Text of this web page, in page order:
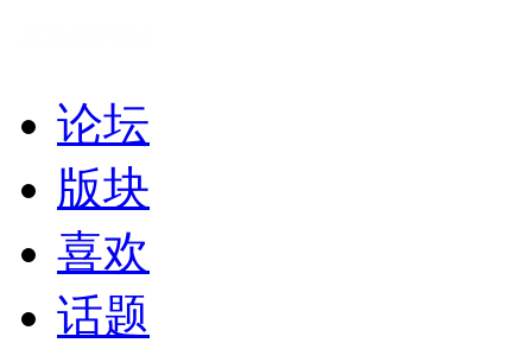
论坛
版块
喜欢
话题